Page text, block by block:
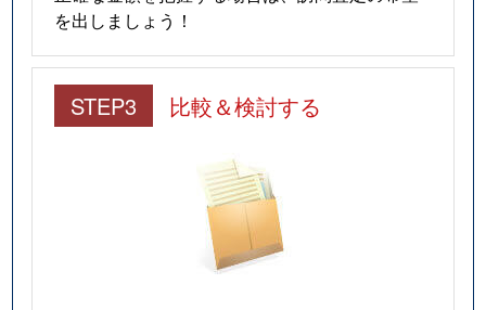
を出しましょう！
STEP3 比較＆検討する